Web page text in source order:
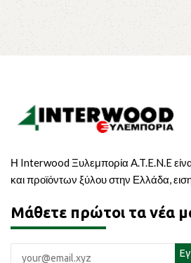
Η Interwood Ξυλεμπορία A.T.E.N.E
και προϊόντων ξύλου στην Ελλάδα,
Μάθετε πρώτοι τα νέα